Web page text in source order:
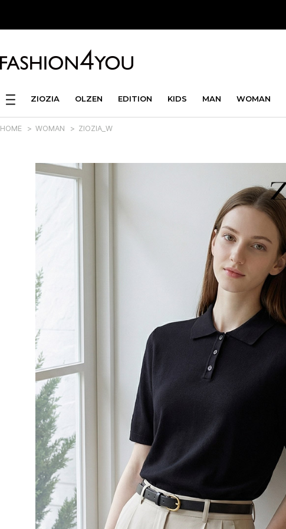
ZIOZIA OLZEN EDITION KIDS MAN WOMAN
HOME > WOMAN > ZIOZIA_W